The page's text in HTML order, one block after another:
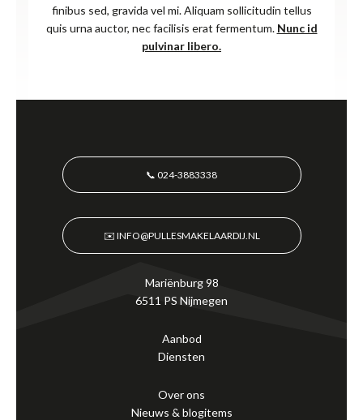
finibus sed, gravida vel mi. Aliquam sollicitudin tellus
quis urna auctor, nec facilisis erat fermentum. Nunc id
pulvinar libero.
📞 024-3883338
✉️ INFO@PULLESMAKELAARDIJ.NL
Mariënburg 98
6511 PS Nijmegen
Aanbod
Diensten
Over ons
Nieuws & blogitems